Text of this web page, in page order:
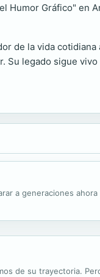
Humor Gráfico" en
de la vida
legado sigue
a generaciones
de su trayectoria.